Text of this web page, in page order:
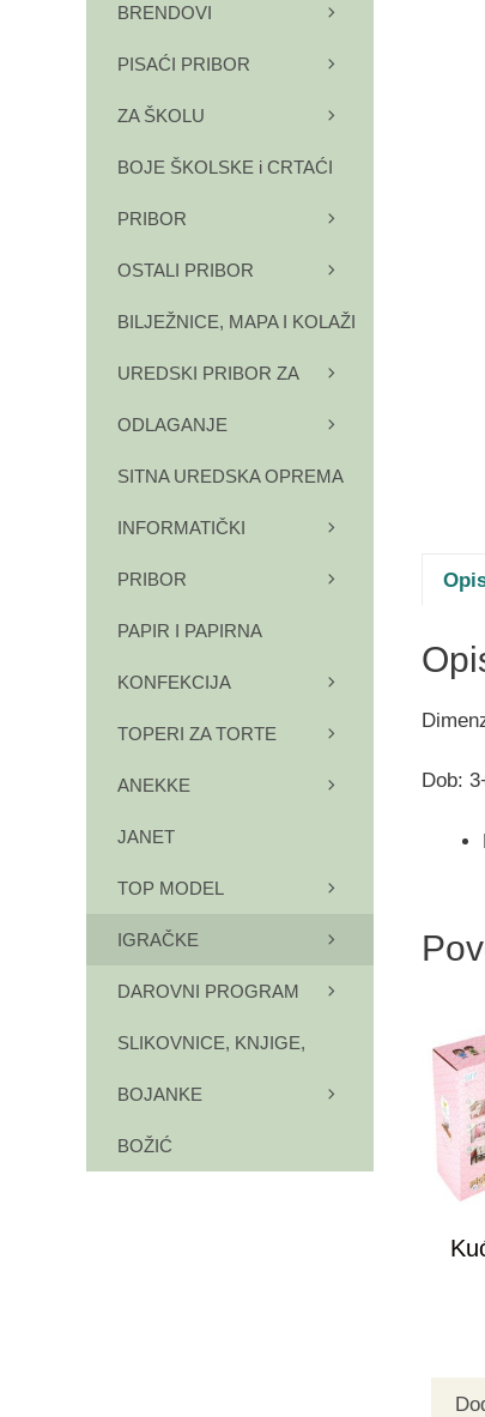
Dob:
BRENDOVI
PISAĆI PRIBOR
ZA ŠKOLU
BOJE ŠKOLSKE i CRTAĆI
PRIBOR
OSTALI PRIBOR
BILJEŽNICE, MAPA I KOLAŽI
UREDSKI PRIBOR ZA
ODLAGANJE
SITNA UREDSKA OPREMA
INFORMATIČKI
PRIBOR
PAPIR I PAPIRNA
KONFEKCIJA
TOPERI ZA TORTE
ANEKKE
JANET
TOP MODEL
IGRAČKE
DAROVNI PROGRAM
SLIKOVNICE, KNJIGE,
BOJANKE
BOŽIĆ